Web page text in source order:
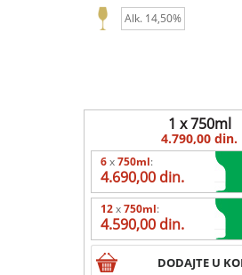
Alk. 14,50%
1 x 750ml
4.790,00 din.
6x750ml:
4.690,00 din.
12x750ml:
4.590,00 din.
DODAJTE U